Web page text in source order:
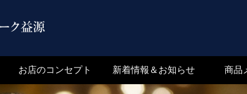
お店のコンセプト 新着情報＆お知らせ 商品